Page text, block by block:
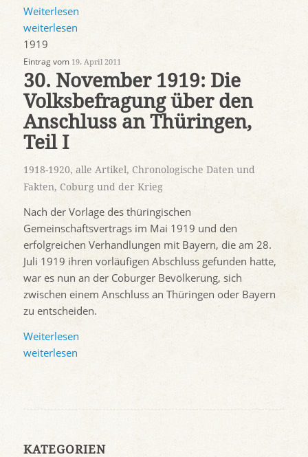
Weiterlesen
weiterlesen
1919
Eintrag vom 19. April 2011
30. November 1919: Die
Volksbefragung über den
Anschluss an Thüringen,
Teil I
1918-1920, alle Artikel, Chronologische Daten und
Fakten, Coburg und der Krieg
Nach der Vorlage des thüringischen
Gemeinschaftsvertrags im Mai 1919 und den
erfolgreichen Verhandlungen mit Bayern, die am 28.
Juli 1919 ihren vorläufigen Abschluss gefunden hatte,
war es nun an der Coburger Bevölkerung, sich
zwischen einem Anschluss an Thüringen oder Bayern
zu entscheiden.
Weiterlesen
weiterlesen
KATEGORIEN